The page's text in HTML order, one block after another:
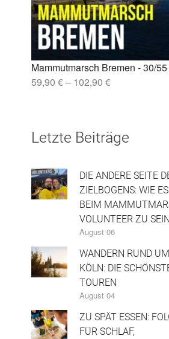
Mammutmarsch Bremen - 30/
59,90 €– 102,90 €
Letzte Beiträge
DIE ANDERE SEITE
ZIELBOGENS: WIE
BEIM
VOLUNTEER ZU SEIN
August 06
WANDERN RUND UM
KÖLN: DIE
TOUREN
August 04
ZU SPÄT ESSEN:
FÜR SCHLAF,